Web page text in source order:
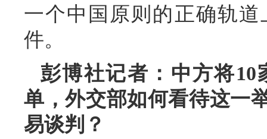
一个中国原则的正确轨
件。
彭博社记者：中方将
单，外交部如何看待这一
易谈判？